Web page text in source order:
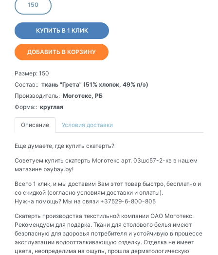
150
КУПИТЬ В 1 КЛИК
ДОБАВИТЬ В КОРЗИНУ
Размер: 150
Состав:: ткань "Грета" (51% хлопок, 49% п/э)
Производитель: Моготекс, РБ
Форма:: круглая
Описание Условия доставки
Еще думаете, где купить скатерть?
Советуем купить скатерть Моготекс арт. 03шс57-2-кв в нашем
магазине baybay.by!
Всего 1 клик, и мы доставим Вам этот товар быстро, бесплатно и
со скидкой (согласно условиям доставки и оплаты).
Нужна помощь? Мы на связи +37529-6-800-805
Скатерть производства текстильной компании ОАО Моготекс.
Рекомендуем для подарка. Ткани для столового белья имеют
безопасную для здоровья потребителя и устойчивую в процессе
эксплуатации водоотталкивающую отделку. Отделка не имеет
цвета, неопределима на ощупь, прошла дерматологическую